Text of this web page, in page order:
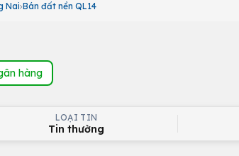
Nai Bán đất nền QL14
hàng
LOẠI TIN
Tin thường